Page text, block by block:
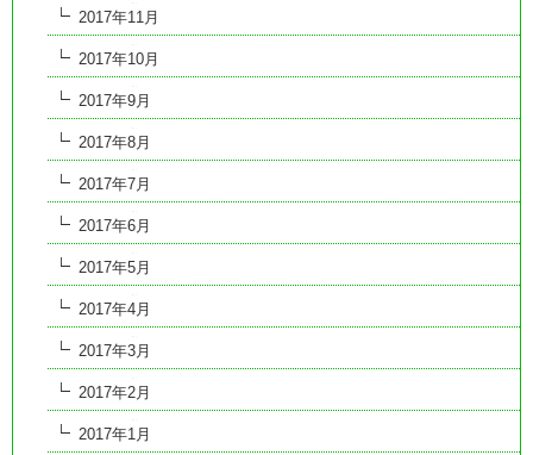
2017年11月
2017年10月
2017年9月
2017年8月
2017年7月
2017年6月
2017年5月
2017年4月
2017年3月
2017年2月
2017年1月